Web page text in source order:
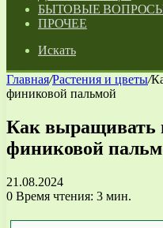
БЫТОВЫЕ
ПРОЧЕЕ
Искать
Главная/Растения и цветы/
финиковой пальмой
Как выращивать
финиковой
21.08.2024
0 Время чтения: 3 мин.